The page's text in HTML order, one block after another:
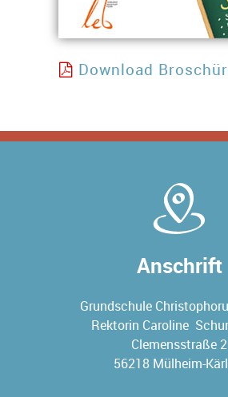
Download
Anschrift
Grundschule
Rektorin Caroline
Clemensstraße 2
56218 Mülheim-